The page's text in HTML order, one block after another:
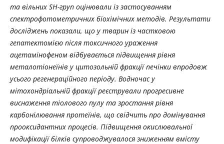
та вільних SH-груп оцінювали із застосуванням
спектрофотометричних біохімічних методів. Результати
досліджень показали, що у тварин із частковою
гепатектомією після токсичного ураження
ацетамінофеном відбувається підвищення рівня
металотіонеїнів у цитозольній фракції печінки впродовж
усього регенераційного періоду. Водночас у
мітохондріальній фракції реєстрували прогресивне
виснаження тіолового пулу та зростання рівня
карбонілювання протеїнів, що свідчить про домінування
прооксидантних процесів. Підвищення окислювальної
модифікації білків супроводжувалося зниженням вмісту